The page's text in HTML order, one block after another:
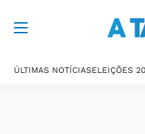
ÚLTIMAS NOTÍCIASELEIÇÕES